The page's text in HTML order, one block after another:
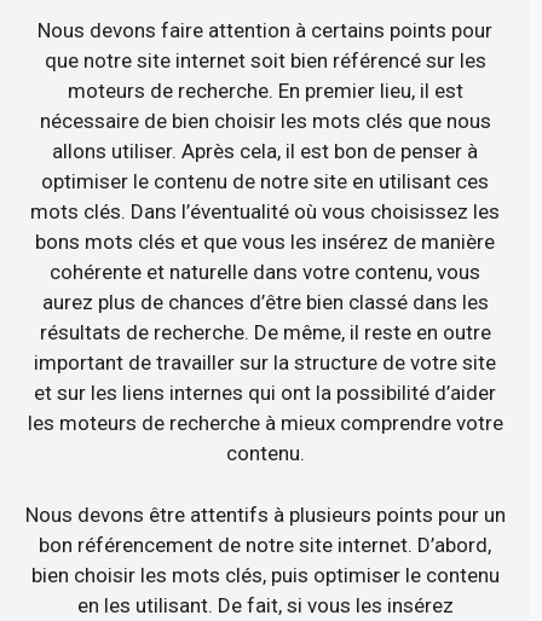
Nous devons faire attention à certains points pour
que notre site internet soit bien référencé sur les
moteurs de recherche. En premier lieu, il est
nécessaire de bien choisir les mots clés que nous
allons utiliser. Après cela, il est bon de penser à
optimiser le contenu de notre site en utilisant ces
mots clés. Dans l’éventualité où vous choisissez les
bons mots clés et que vous les insérez de manière
cohérente et naturelle dans votre contenu, vous
aurez plus de chances d’être bien classé dans les
résultats de recherche. De même, il reste en outre
important de travailler sur la structure de votre site
et sur les liens internes qui ont la possibilité d’aider
les moteurs de recherche à mieux comprendre votre
contenu.
Nous devons être attentifs à plusieurs points pour un
bon référencement de notre site internet. D’abord,
bien choisir les mots clés, puis optimiser le contenu
en les utilisant. De fait, si vous les insérez